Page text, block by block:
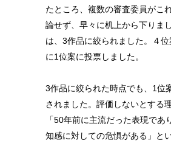
たところ、複数の審査委員がこ
論せず、早々に机上から下りま
は、3作品に絞られました。４
に1位案に投票しました。
3作品に絞られた時点でも、1位
されました。評価しないとする
「50年前に主流だった表現で
知感に対しての危惧がある」と